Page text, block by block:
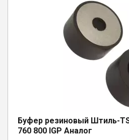
Буфер резиновый Штиль-
760 800 IGP Аналог